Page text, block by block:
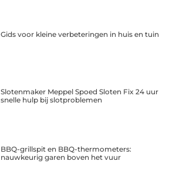
Gids voor kleine verbeteringen in huis en tuin
Slotenmaker Meppel Spoed Sloten Fix 24 uur
snelle hulp bij slotproblemen
BBQ-grillspit en BBQ-thermometers:
nauwkeurig garen boven het vuur